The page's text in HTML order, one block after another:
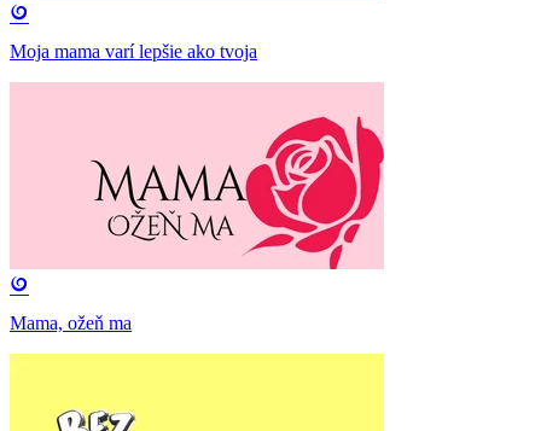
Moja mama varí lepšie ako tvoja
Mama, ožeň ma